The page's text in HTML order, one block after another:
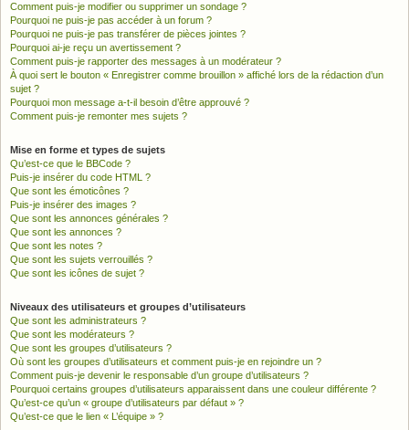
Comment puis-je modifier ou supprimer un sondage ?
Pourquoi ne puis-je pas accéder à un forum ?
Pourquoi ne puis-je pas transférer de pièces jointes ?
Pourquoi ai-je reçu un avertissement ?
Comment puis-je rapporter des messages à un modérateur ?
À quoi sert le bouton « Enregistrer comme brouillon » affiché lors de la rédaction d’un
sujet ?
Pourquoi mon message a-t-il besoin d’être approuvé ?
Comment puis-je remonter mes sujets ?
Mise en forme et types de sujets
Qu’est-ce que le BBCode ?
Puis-je insérer du code HTML ?
Que sont les émoticônes ?
Puis-je insérer des images ?
Que sont les annonces générales ?
Que sont les annonces ?
Que sont les notes ?
Que sont les sujets verrouillés ?
Que sont les icônes de sujet ?
Niveaux des utilisateurs et groupes d’utilisateurs
Que sont les administrateurs ?
Que sont les modérateurs ?
Que sont les groupes d’utilisateurs ?
Où sont les groupes d’utilisateurs et comment puis-je en rejoindre un ?
Comment puis-je devenir le responsable d’un groupe d’utilisateurs ?
Pourquoi certains groupes d’utilisateurs apparaissent dans une couleur différente ?
Qu’est-ce qu’un « groupe d’utilisateurs par défaut » ?
Qu’est-ce que le lien « L’équipe » ?